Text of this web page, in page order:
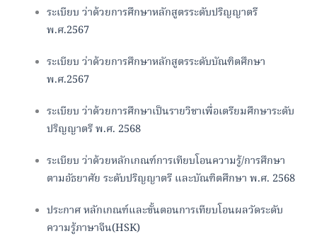
ระเบียบ ว่าด้วยการศึกษาหลักสูตรระดับปริญญาตรี
พ.ศ.2567
ระเบียบ ว่าด้วยการศึกษาหลักสูตรระดับบัณฑิตศึกษา
พ.ศ.2567
ระเบียบ ว่าด้วยการศึกษาเป็นรายวิชาเพื่อเตรียมศึกษาระดับ
ปริญญาตรี พ.ศ. 2568
ระเบียบ ว่าด้วยหลักเกณฑ์การเทียบโอนความรู้/การศึกษา
ตามอัธยาศัย ระดับปริญญาตรี และบัณฑิตศึกษา พ.ศ. 2568
ประกาศ หลักเกณฑ์และขั้นตอนการเทียบโอนผลวัดระดับ
ความรู้ภาษาจีน(HSK)